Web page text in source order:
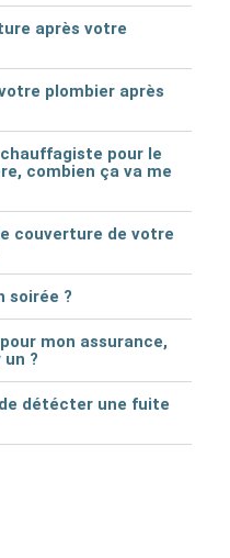
après votre
plombier après
pour le
combien ça va me
couverture de votre
soirée ?
mon assurance,
?
détécter une fuite